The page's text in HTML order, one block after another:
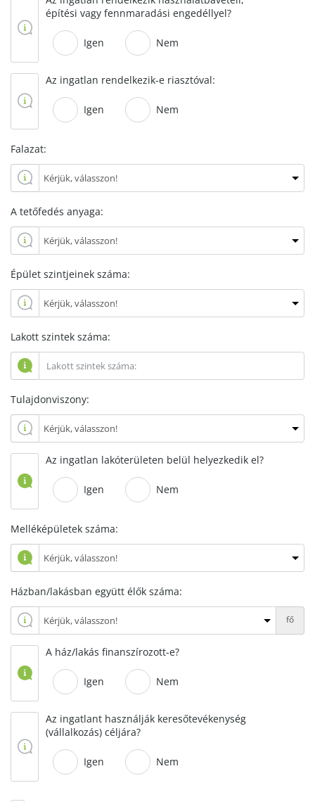
építési vagy fennmaradási engedéllyel?
Igen Nem
Az ingatlan rendelkezik-e riasztóval:
Igen Nem
Falazat:
A tetőfedés anyaga:
Épület szintjeinek száma:
Lakott szintek száma:
Tulajdonviszony:
Az ingatlan lakóterületen belül helyezkedik el?
Igen Nem
Melléképületek száma:
Házban/lakásban együtt élők száma:
fő
A ház/lakás finanszírozott-e?
Igen Nem
Az ingatlant használják keresőtevékenység
(vállalkozás) céljára?
Igen Nem